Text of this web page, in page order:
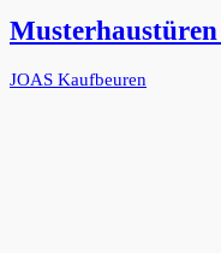
JOAS Kaufbeuren